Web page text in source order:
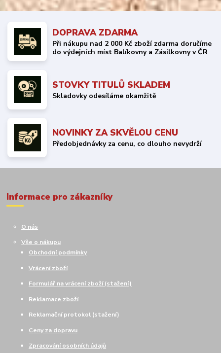
DOPRAVA ZDARMA
Při nákupu nad 2 000 Kč zboží zdarma doručíme
do výdejních míst Balíkovny a Zásilkovny v ČR
STOVKY TITULŮ SKLADEM
Skladovky odesíláme okamžitě
NOVINKY ZA SKVĚLOU CENU
Předobjednávky za cenu, co dlouho nevydrží
Informace pro zákazníky
O nás
Vše o nákupu
Obchodní podmínky
Vrácení zboží
Formulář na vrácení zboží (stažení)
Reklamace zboží
Reklamační protokol (stažení)
Ceny za dopravu
Zpracování osobních údajů